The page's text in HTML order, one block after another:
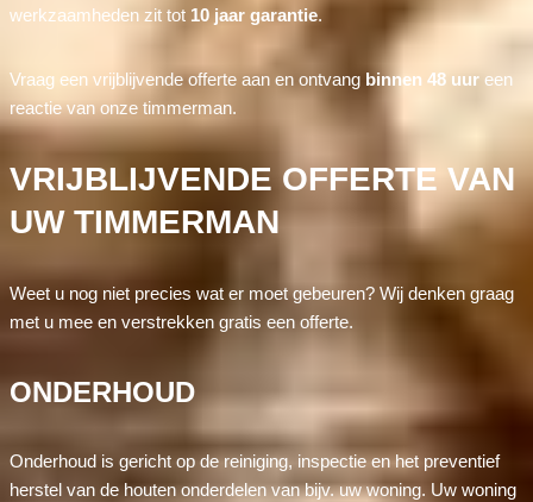
werkzaamheden zit tot 10 jaar garantie.
Vraag een vrijblijvende offerte aan en ontvang binnen 48 uureen
reactie van onze timmerman.
VRIJBLIJVENDE OFFERTE VAN
UW TIMMERMAN
Weet u nog niet precies wat er moet gebeuren? Wij denken graag
met u mee en verstrekken gratis een offerte.
ONDERHOUD
Onderhoud is gericht op de reiniging, inspectie en het preventief
herstel van de houten onderdelen van bijv. uw woning. Uw woning